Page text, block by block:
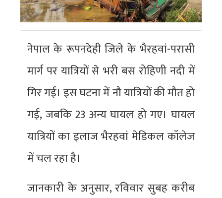
नेपाल के रूपनदेही जिले के भैरहवां-परासी
मार्ग पर यात्रियों से भरी बस रोहिणी नदी में
गिर गई। इस घटना में नौ यात्रियों की मौत हो
गई, जबकि 23 अन्य घायल हो गए। घायल
यात्रियों का इलाज भैरहवां मेडिकल कॉलेज
में चल रहा है।
जानकारी के अनुसार, रविवार सुबह करीब